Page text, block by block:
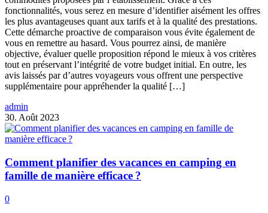
fonctionnalités, vous serez en mesure d’identifier aisément les offres
les plus avantageuses quant aux tarifs et à la qualité des prestations.
Cette démarche proactive de comparaison vous évite également de
vous en remettre au hasard. Vous pourrez ainsi, de manière
objective, évaluer quelle proposition répond le mieux à vos critères
tout en préservant l’intégrité de votre budget initial. En outre, les
avis laissés par d’autres voyageurs vous offrent une perspective
supplémentaire pour appréhender la qualité […]
admin
30. Août 2023
Comment planifier des vacances en camping en
famille de manière efficace ?
0